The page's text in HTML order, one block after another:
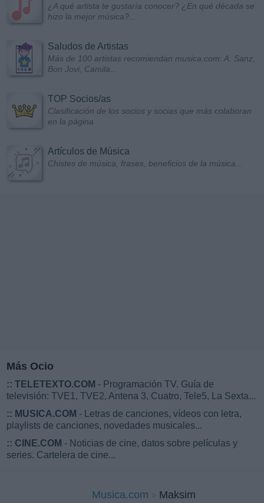
¿A qué artista te gustaría conocer? ¿En qué década se
hizo la mejor música?...
Saludos de Artistas
Más de 100 artistas recomiendan musica.com: A. Sanz,
Bon Jovi, Camila...
TOP Socios/as
Clasificación de los socios y socias que más colaboran
en la página
Artículos de Música
Chistes de música, frases, beneficios de la música...
Más Ocio
:: TELETEXTO.COM - Programación TV. Guía de
televisión: TVE1, TVE2, Antena 3, Cuatro, Tele5, La Sexta...
:: MUSICA.COM - Letras de canciones, vídeos con letra,
playlists de canciones, novedades musicales...
:: CINE.COM - Noticias de cine, datos sobre películas y
series. Cartelera de cine...
Musica.com Maksim